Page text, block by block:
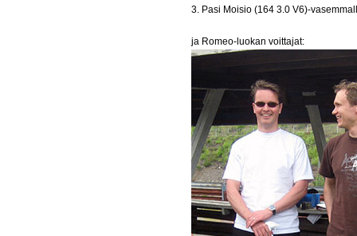
3. Pasi Moisio (164 3.0 V6)-
ja Romeo-luokan voittajat: